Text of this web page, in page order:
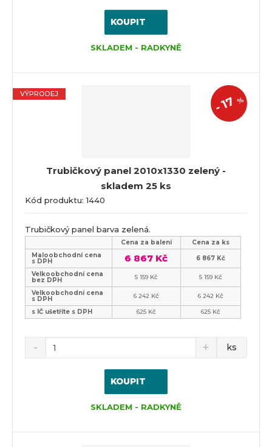
KOUPIT
SKLADEM - RADKYNĚ
Trubičkový panel 2010x1330 zelený -
skladem 25 ks
Kód produktu: 1440
-17%
VÝPRODEJ
Trubičkový panel barva zelená.
Cena za balení
Cena za ks
Maloobchodní cena
s DPH 6 867 Kč
6 867 Kč
Velkoobchodní cena
bez DPH 5 159 Kč
5 159 Kč
Velkoobchodní cena
s DPH 6 242 Kč
6 242 Kč
s IČ ušetříte s DPH
625 Kč 625 Kč
ks
KOUPIT
SKLADEM - RADKYNĚ